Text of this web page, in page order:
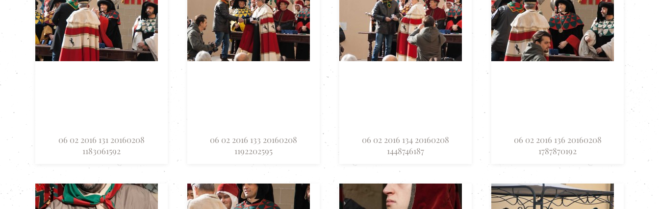
06 02 2016 131 20160208
1183061592
06 02 2016 133 20160208
1192202595
06 02 2016 134 20160208
1448746187
06 02 2016 136 20160208
1787870192